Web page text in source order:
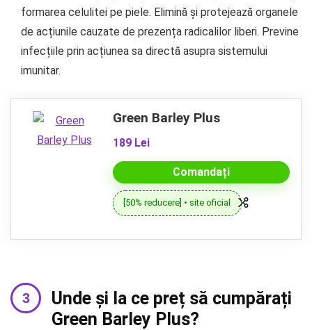
formarea celulitei pe piele. Elimină și protejează organele
de acțiunile cauzate de prezența radicalilor liberi. Previne
infecțiile prin acțiunea sa directă asupra sistemului
imunitar.
Green Barley Plus
189 Lei
Comandați
[50% reducere] • site oficial
Unde și la ce preț să cumpărați
Green Barley Plus?